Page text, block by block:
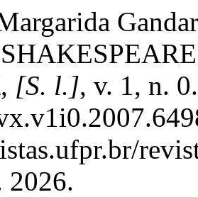
, [S. l.], v. 1, n.
2026.